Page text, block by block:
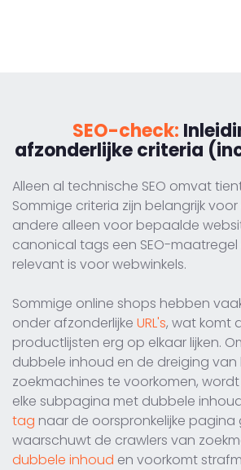
SEO-check:
afzonderlijke criteria
Alleen al technische SEO omvat
Sommige criteria zijn belangrijk
andere alleen voor bepaalde
canonical tags een SEO-
relevant is voor webwinkels.
Sommige online shops hebben
onder afzonderlijke URL's, wat komt
productlijsten erg op elkaar lijken.
dubbele inhoud en de dreiging
zoekmachines te voorkomen,
elke subpagina met dubbele
tag naar de oorspronkelijke pagina
waarschuwt de crawlers van
dubbele inhoud en voorkomt